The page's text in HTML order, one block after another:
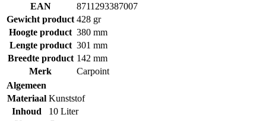
EAN
8711293387007
Gewicht product 428 gr
Hoogte product 380 mm
Lengte product 301 mm
Breedte product 142 mm
Merk
Carpoint
Algemeen
Materiaal Kunststof
Inhoud
10 Liter